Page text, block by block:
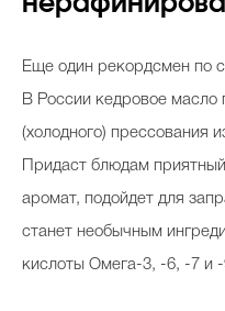
Еще один рекордсмен по
В России кедровое масло
(холодного) прессования
Придаст блюдам
аромат, подойдет для
станет необычным
кислоты Омега-3, -6, -7 и -